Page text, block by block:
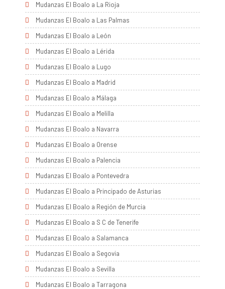
Mudanzas El Boalo a La Rioja
Mudanzas El Boalo a Las Palmas
Mudanzas El Boalo a León
Mudanzas El Boalo a Lérida
Mudanzas El Boalo a Lugo
Mudanzas El Boalo a Madrid
Mudanzas El Boalo a Málaga
Mudanzas El Boalo a Melilla
Mudanzas El Boalo a Navarra
Mudanzas El Boalo a Orense
Mudanzas El Boalo a Palencia
Mudanzas El Boalo a Pontevedra
Mudanzas El Boalo a Principado de Asturias
Mudanzas El Boalo a Región de Murcia
Mudanzas El Boalo a S C de Tenerife
Mudanzas El Boalo a Salamanca
Mudanzas El Boalo a Segovia
Mudanzas El Boalo a Sevilla
Mudanzas El Boalo a Tarragona